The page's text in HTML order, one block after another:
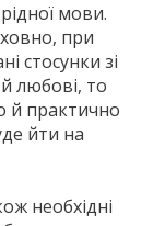
мови.
при
стосунки зі
любові, то
й практично
йти на
необхідні